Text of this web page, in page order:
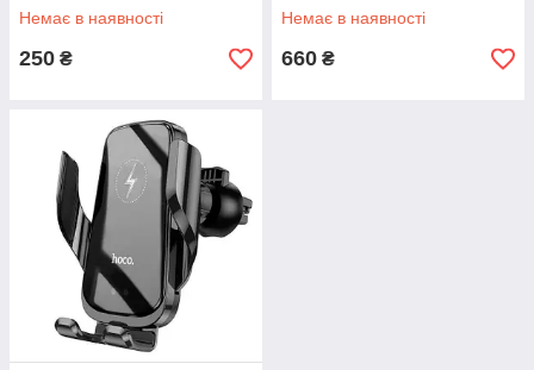
Немає в наявності
250 ₴
Немає в наявності
660 ₴